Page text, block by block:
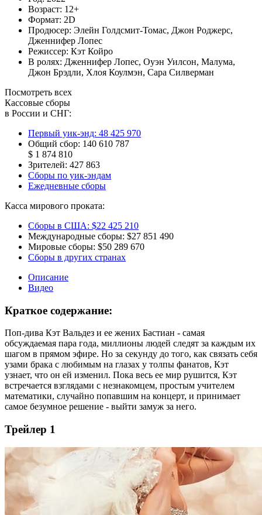
Возраст: 12+
Формат: 2D
Продюсер: Элейн Голдсмит-Томас, Джон Роджерс,
Дженнифер Лопес
Режиссер: Кэт Койро
В ролях: Дженнифер Лопес, Оуэн Уилсон, Малума,
Джон Брэдли, Хлоя Коулмэн, Сара Силверман
Посмотреть всех
Кассовые сборы
в России и СНГ:
Первый уик-энд: 48 425 970
Общий сбор: 140 610 787
$ 1 874 810
Зрителей: 427 863
Сборы по уик-эндам
Ежедневные сборы
Касса мирового проката:
Сборы в США: $22 425 210
Международные сборы: $27 851 490
Мировые сборы: $50 289 670
Сборы в других странах
Описание
Видео
Краткое содержание:
Поп-дива Кэт Вальдез и ее жених Бастиан - самая
обсуждаемая пара года, миллионы людей следят за каждым их
шагом в прямом эфире. Но за секунду до того, как связать себя
узами брака с любимым на глазах у толпы фанатов, Кэт
узнает, что он ей изменил. Пока весь ее мир рушится, Кэт
встречается взглядами с незнакомцем, простым учителем
математики, случайно попавшим на концерт, и принимает
самое безумное решение - выйти замуж за него.
Трейлер 1